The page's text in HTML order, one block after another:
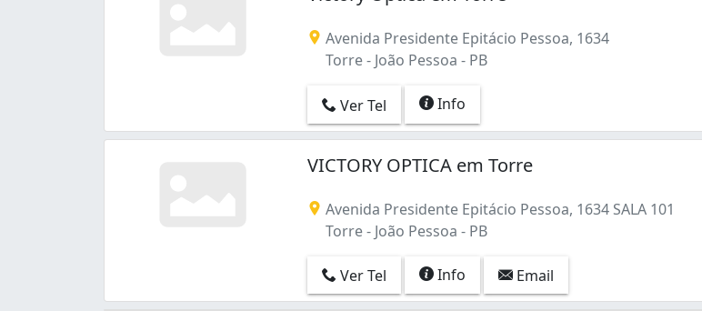
Avenida Presidente Epitácio Pessoa, 1634
Torre - João Pessoa - PB
Ver Tel Info
VICTORY OPTICA em Torre
Avenida Presidente Epitácio Pessoa, 1634 SALA 101
Torre - João Pessoa - PB
Ver Tel Info Email